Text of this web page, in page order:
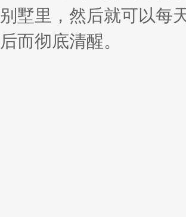
别墅里，然后就可以每
后而彻底清醒。